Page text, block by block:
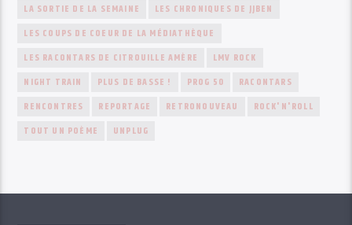
LA SORTIE DE LA SEMAINE
LES CHRONIQUES DE JJBEN
LES COUPS DE COEUR DE LA MÉDIATHÈQUE
LES RACONTARS DE CITROUILLE AMÈRE
LMV ROCK
NIGHT TRAIN
PLUS DE BASSE ! PROG 50
RACONTARS
RENCONTRES
REPORTAGE RETRONOUVEAU
ROCK'N'ROLL
TOUT UN POÈME
UNPLUG